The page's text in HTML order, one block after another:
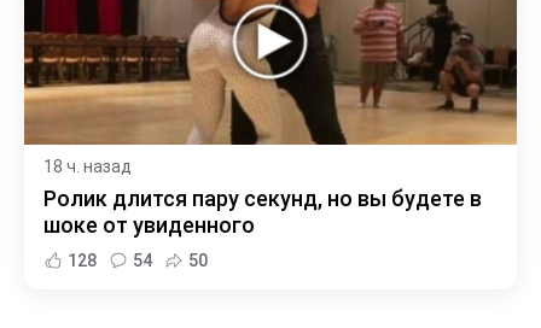
18 ч. назад
Ролик длится пару секунд, но вы будете в
шоке от увиденного
128 54 50